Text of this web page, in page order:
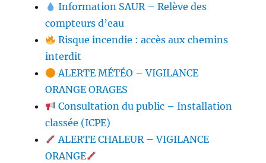
Information SAUR – Relève des
compteurs d’eau
Risque incendie : accès aux chemins
interdit
ALERTE MÉTÉO – VIGILANCE
ORANGE ORAGES
Consultation du public – Installation
classée (ICPE)
ALERTE CHALEUR – VIGILANCE
ORANGE